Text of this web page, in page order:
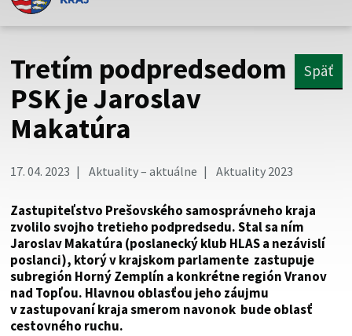
Toto je oficiálna webová stránka Prešovského
Táto stránka je zabezpečená
Buďte pozorní a vždy sa uistite, že zdieľate informácie iba
cez zabezpečenú webovú stránku. Zabezpečená stránka
Tretím podpredsedom
PSK je Jaroslav
Makatúra
Späť
17. 04. 2023 Aktuality – aktuálne Aktuality 2023
Zastupiteľstvo Prešovského samosprávneho kraja
zvolilo svojho tretieho podpredsedu. Stal sa ním
Jaroslav Makatúra (poslanecký klub HLAS a nezávislí
poslanci), ktorý v krajskom parlamente zastupuje
subregión Horný Zemplín a konkrétne región Vranov
nad Topľou. Hlavnou oblasťou jeho záujmu
v zastupovaní kraja smerom navonok bude oblasť
cestovného ruchu.